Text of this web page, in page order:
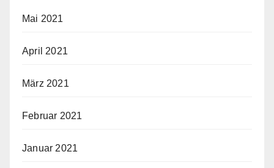
Mai 2021
April 2021
März 2021
Februar 2021
Januar 2021